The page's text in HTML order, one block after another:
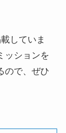
していま
ッションを
ので、ぜひ